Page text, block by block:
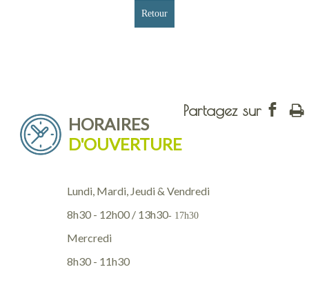
Retour
HORAIRES
D'OUVERTURE
Lundi, Mardi, Jeudi & Vendredi
8h30 - 12h00 / 13h30- 17h30
Mercredi
8h30 - 11h30